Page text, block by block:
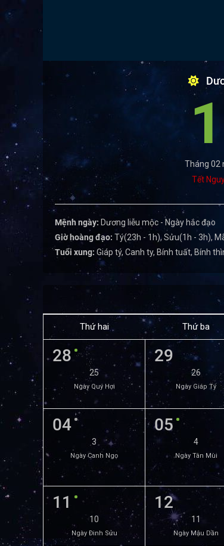
Tháng 02
Tết
Mệnh ngày: Dương liễu mộc - Ngày hắc đạo
Giờ hoàng đạo: Tý(23h - 1h), Sửu(1h - 3h),
Tuổi xung: Giáp tý, Canh ty, Bính tuất, Bính
Thứ hai Thứ ba
28
25
Ngày Quý Hợi
29
26
Ngày Giáp Tý
04
3
Ngày Canh Ngọ
05
4
Ngày Tân Mùi
11
10
Ngày Đinh Sửu
12
11
Ngày Mậu Dần